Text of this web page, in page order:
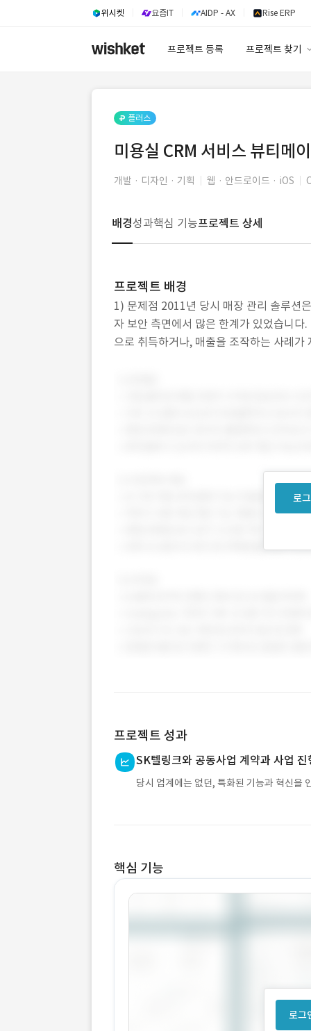
위시켓 요즘IT AIDP - AX Rise ERP
프로젝트 등록 프로젝트 찾기
플러스
미용실 CRM 서비스 뷰티메
개발 · 디자인 · 기획 웹 · 안드로이드 · iOS
배경성과핵심 기능프로젝트 상세
프로젝트 배경
1) 문제점 2011년 당시 매장 관리 솔루션
자 보안 측면에서 많은 한계가 있었습니
으로 취득하거나, 매출을 조작하는 사례
로
프로젝트 성과
SK텔링크와 공동사업 계약과 사업 진
당시 업계에는 없던, 특화된 기능과 혁신을
핵심 기능
로그